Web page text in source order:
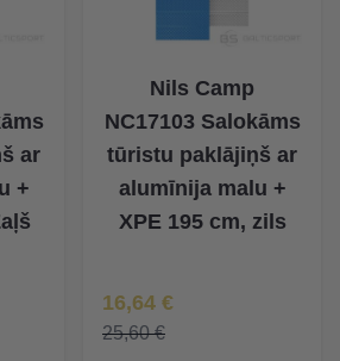
ar
+
Nils Camp
NC17103 Salokāms
tūristu paklājiņš ar
alumīnija malu +
XPE 195 cm, zils
Īpaša Cena
16,64 €
25,60 €